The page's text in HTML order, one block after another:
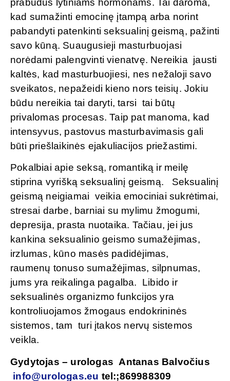
prabudus lytiniams hormonams. Tai daroma,
kad sumažinti emocinę įtampą arba norint
pabandyti patenkinti seksualinį geismą, pažinti
savo kūną. Suaugusieji masturbuojasi
norėdami palengvinti vienatvę. Nereikia jausti
kaltės, kad masturbuojiesi, nes nežaloji savo
sveikatos, nepažeidi kieno nors teisių. Jokiu
būdu nereikia tai daryti, tarsi tai būtų
privalomas procesas. Taip pat manoma, kad
intensyvus, pastovus masturbavimasis gali
būti priešlaikinės ejakuliacijos priežastimi.
Pokalbiai apie seksą, romantiką ir meilę
stiprina vyrišką seksualinį geismą. Seksualinį
geismą neigiamai veikia emociniai sukrėtimai,
stresai darbe, barniai su mylimu žmogumi,
depresija, prasta nuotaika. Tačiau, jei jus
kankina seksualinio geismo sumažėjimas,
irzlumas, kūno masės padidėjimas,
raumenų tonuso sumažėjimas, silpnumas,
jums yra reikalinga pagalba. Libido ir
seksualinės organizmo funkcijos yra
kontroliuojamos žmogaus endokrininės
sistemos, tam turi įtakos nervų sistemos
veikla.
Gydytojas – urologas Antanas Balvočius
info@urologas.eu tel:;869988309